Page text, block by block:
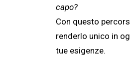
capo?
Con questo
renderlo unico in
tue esigenze.